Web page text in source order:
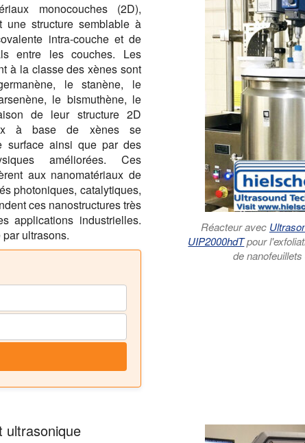
monocouches (2D),
une structure semblable à
intra-couche et de
entre les couches. Les
à la classe des xènes sont
le stanène, le
le bismuthène, le
de leur structure 2D
à base de xènes se
surface ainsi que par des
améliorées. Ces
aux nanomatériaux de
photoniques, catalytiques,
ces nanostructures très
applications industrielles.
ultrasons.
Réacteur avec
UIP2000hdTpour
de
ultrasonique